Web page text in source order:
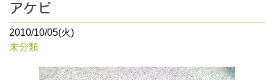
アケビ
2010/10/05(火)
未分類